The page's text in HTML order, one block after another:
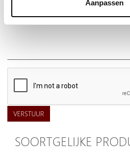
Aanpassen
VERSTUUR
SOORTGELIJKE